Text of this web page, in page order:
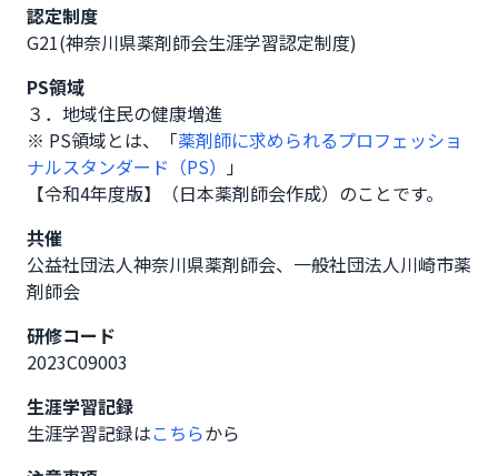
認定制度
G21(神奈川県薬剤師会生涯学習認定制度)
PS領域
３．地域住民の健康増進
※ PS領域とは、「薬剤師に求められるプロフェッショ
ナルスタンダード（PS） 」
【令和4年度版】（日本薬剤師会作成）のことです。
共催
公益社団法人神奈川県薬剤師会、一般社団法人川崎市薬
剤師会
研修コード
2023C09003
生涯学習記録
生涯学習記録はこちらから